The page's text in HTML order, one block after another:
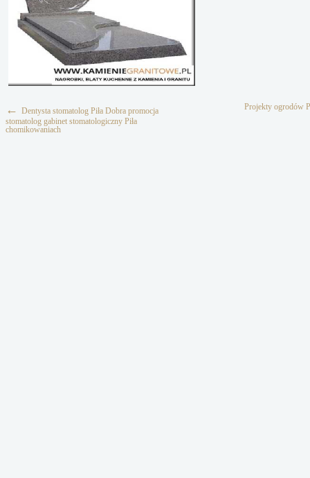
← Dentysta stomatolog Piła Dobra promocja
stomatolog gabinet stomatologiczny Piła
chomikowaniach
Projekty ogrodów